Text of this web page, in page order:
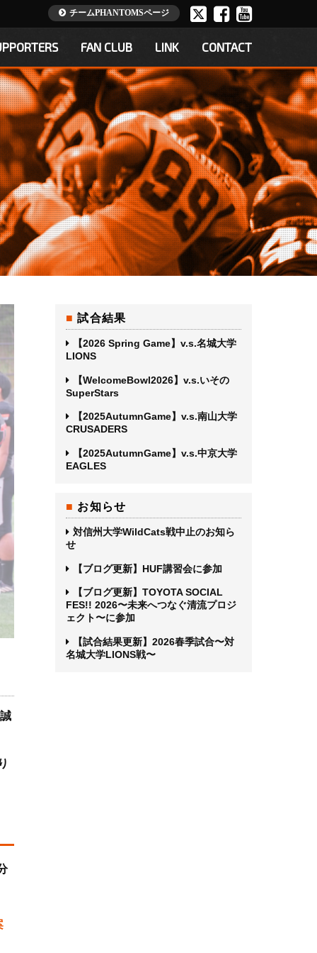
チームPHANTOMSページ
FAN CLUB LINK CONTACT
試合結果
【2026 Spring Game】v.s.名城大学
LIONS
【WelcomeBowl2026】v.s.いその
SuperStars
【2025AutumnGame】v.s.南山大学
CRUSADERS
【2025AutumnGame】v.s.中京大学
EAGLES
お知らせ
対信州大学WildCats戦中止のお知ら
せ
【ブログ更新】HUF講習会に参加
【ブログ更新】TOYOTA SOCIAL
FES!! 2026〜未来へつなぐ清流プロジ
ェクト〜に参加
【試合結果更新】2026春季試合〜対
名城大学LIONS戦〜